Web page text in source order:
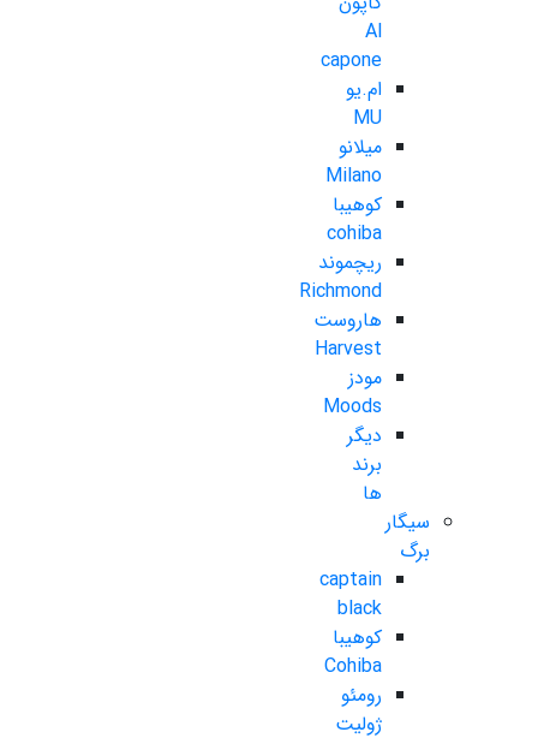
Al
capone
ام.یو
MU
میلانو
Milano
کوهیبا
cohiba
ریچموند
Richmond
هاروست
Harvest
مودز
Moods
دیگر
برند
ها
سیگار
برگ
captain
black
کوهیبا
Cohiba
رومئو
ژولیت